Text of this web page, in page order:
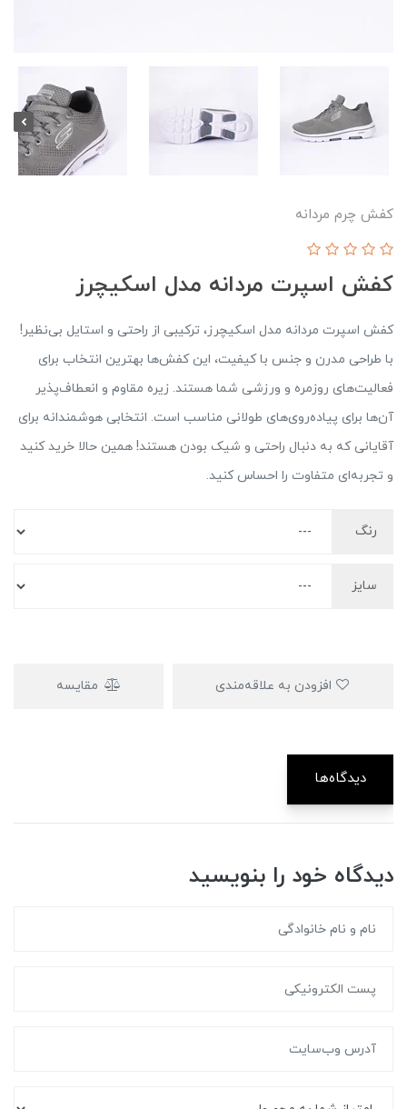
کفش چرم مردانه
کفش اسپرت مردانه مدل اسکیچرز
کفش اسپرت مردانه مدل اسکیچرز، ترکیبی از راحتی و استایل بی‌نظیر!
با طراحی مدرن و جنس با کیفیت، این کفش‌ها بهترین انتخاب برای
فعالیت‌های روزمره و ورزشی شما هستند. زیره مقاوم و انعطاف‌پذیر
آن‌ها برای پیاده‌روی‌های طولانی مناسب است. انتخابی هوشمندانه برای
آقایانی که به دنبال راحتی و شیک بودن هستند! همین حالا خرید کنید
و تجربه‌ای متفاوت را احساس کنید.
رنگ
سایز
مقایسه
دیدگاه‌ها
دیدگاه خود را بنویسید